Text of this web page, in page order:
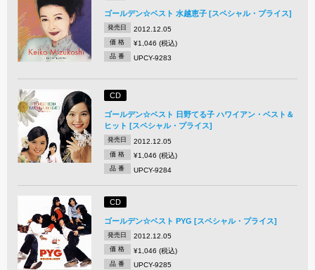
ゴールデン☆ベスト 水越恵子 [スペシャル・プライス]
発売日 2012.12.05
価 格 ¥1,046 (税込)
品 番 UPCY-9283
CD
ゴールデン☆ベスト 日野てる子 ハワイアン・ベスト＆
ヒット [スペシャル・プライス]
発売日 2012.12.05
価 格 ¥1,046 (税込)
品 番 UPCY-9284
CD
ゴールデン☆ベスト PYG [スペシャル・プライス]
発売日 2012.12.05
価 格 ¥1,046 (税込)
品 番 UPCY-9285